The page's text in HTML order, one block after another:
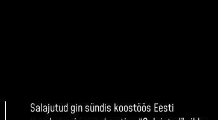
Salajutud gin sündis koostöös Eesti